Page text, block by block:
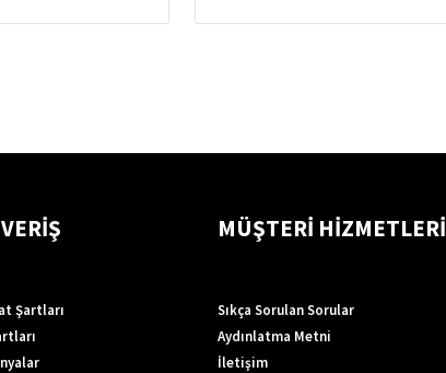
Şartları
MÜŞTERİ HİZMETLERİ
Sıkça Sorulan Sorular
Aydınlatma Metni
İletişim